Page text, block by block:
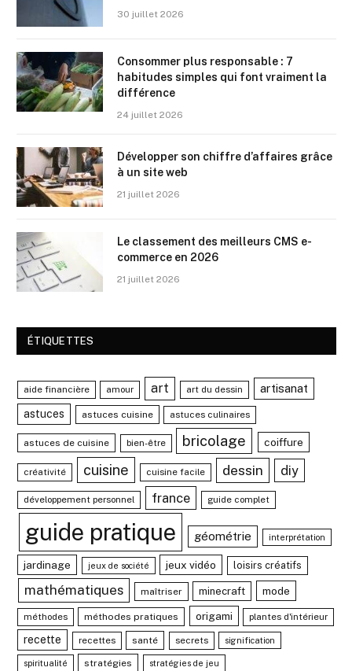
30 juillet 2026
Consommer plus responsable : 7
habitudes simples qui font vraiment la
différence
24 juillet 2026
Développer son chiffre d’affaires grâce
à un site web
21 juillet 2026
Le classement des meilleurs CMS e-
commerce en 2026
21 juillet 2026
ÉTIQUETTES
aide financière amour art art du dessin artisanat
astuces astuces cuisine astuces culinaires
astuces de cuisine bien-être bricolage coiffure
créativité cuisine cuisine facile dessin diy
développement personnel france guide complet
guide pratique géométrie interprétation
jardinage jeux de société jeux vidéo loisirs créatifs
mathématiques maîtriser minecraft mode
méthodes méthodes pratiques origami plantes d'intérieur
recette recettes santé secrets signification
spiritualité stratégies stratégies de jeu